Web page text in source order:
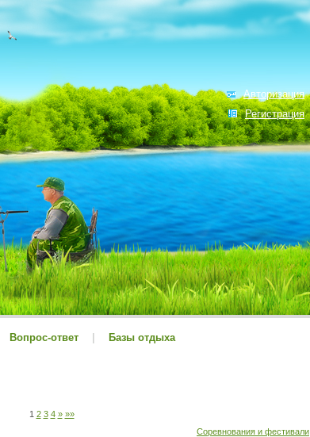
Авторизация
Регистрация
Вопрос-ответ Базы отдыха
1 2 3 4 » »»
Соревнования и фестивали